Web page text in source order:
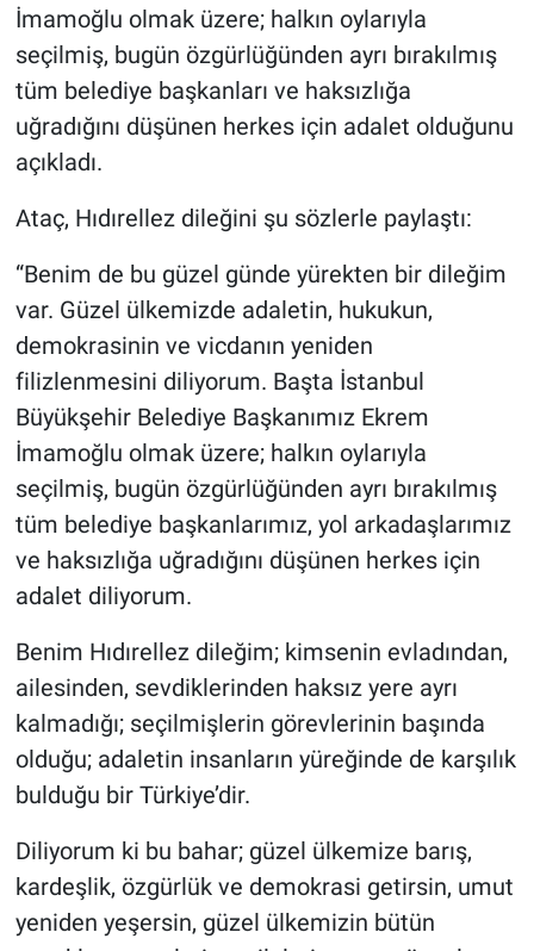
İmamoğlu olmak üzere; halkın oylarıyla
seçilmiş, bugün özgürlüğünden ayrı bırakılmış
tüm belediye başkanları ve haksızlığa
uğradığını düşünen herkes için adalet olduğunu
açıkladı.
Ataç, Hıdırellez dileğini şu sözlerle paylaştı:
“Benim de bu güzel günde yürekten bir dileğim
var. Güzel ülkemizde adaletin, hukukun,
demokrasinin ve vicdanın yeniden
filizlenmesini diliyorum. Başta İstanbul
Büyükşehir Belediye Başkanımız Ekrem
İmamoğlu olmak üzere; halkın oylarıyla
seçilmiş, bugün özgürlüğünden ayrı bırakılmış
tüm belediye başkanlarımız, yol arkadaşlarımız
ve haksızlığa uğradığını düşünen herkes için
adalet diliyorum.
Benim Hıdırellez dileğim; kimsenin evladından,
ailesinden, sevdiklerinden haksız yere ayrı
kalmadığı; seçilmişlerin görevlerinin başında
olduğu; adaletin insanların yüreğinde de karşılık
bulduğu bir Türkiye’dir.
Diliyorum ki bu bahar; güzel ülkemize barış,
kardeşlik, özgürlük ve demokrasi getirsin, umut
yeniden yeşersin, güzel ülkemizin bütün